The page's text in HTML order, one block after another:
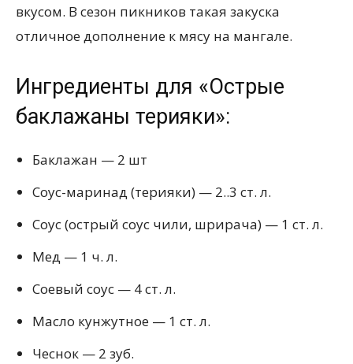
вкусом. В сезон пикников такая закуска
отличное дополнение к мясу на мангале.
Ингредиенты для «Острые
баклажаны терияки»:
Баклажан — 2 шт
Соус-маринад (терияки) — 2..3 ст. л.
Соус (острый соус чили, шрирача) — 1 ст. л.
Мед — 1 ч. л.
Соевый соус — 4 ст. л.
Масло кунжутное — 1 ст. л.
Чеснок — 2 зуб.